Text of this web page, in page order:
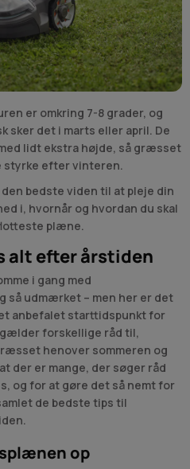
er omkring 7-8 grader, og
sker det i marts eller april. De
lidt ekstra højde, så græsset
styrke efter vinteren.
bedste viden til at pleje din
i, hvornår og hvordan du skal
plæne.
alt efter årstiden
i gang med
så udmærket – men her er det
anbefalet starttidspunkt for
forskellige råd til,
henover sommeren og
der er mange, der søger råd
og for at gøre det så nemt for
de bedste tips til
op